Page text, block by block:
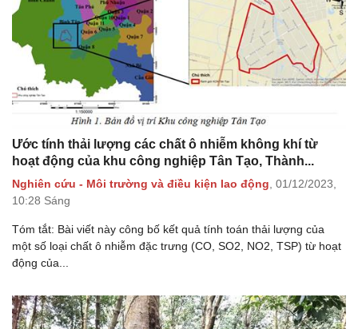
Ước tính thải lượng các chất ô nhiễm không khí từ
hoạt động của khu công nghiệp Tân Tạo, Thành...
Nghiên cứu - Môi trường và điều kiện lao động, 01/12/2023,
10:28 Sáng
Tóm tắt: Bài viết này công bố kết quả tính toán thải lượng của
một số loại chất ô nhiễm đặc trưng (CO, SO2, NO2, TSP) từ hoạt
động của...